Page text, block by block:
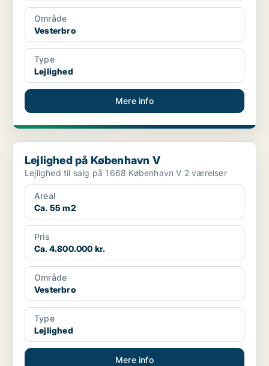
Område
Vesterbro
Type
Lejlighed
Mere info
Lejlighed på København V
Lejlighed på København V
Lejlighed til salg på 1668 København V 2 værelser
Areal
Ca. 55 m2
Pris
Ca. 4.800.000 kr.
Område
Vesterbro
Type
Lejlighed
Mere info